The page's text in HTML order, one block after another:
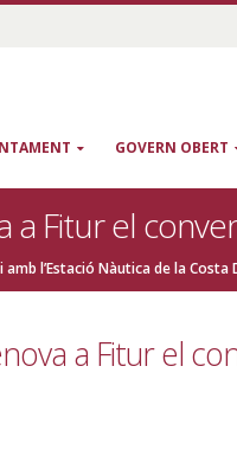
GOVERN OBERT
Fitur el
l’Estació Nàutica de la Costa
a Fitur el